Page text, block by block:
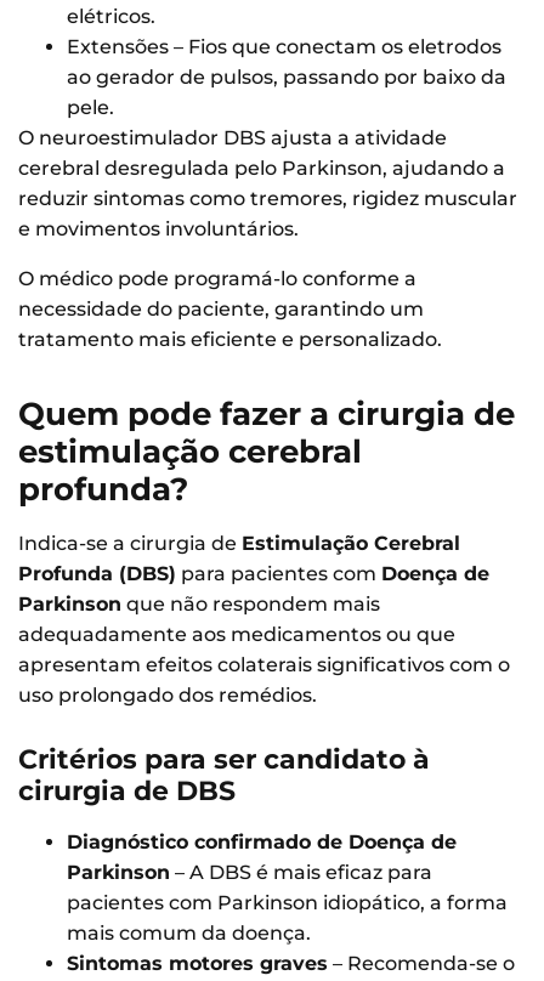
elétricos.
Extensões – Fios que conectam os eletrodos
ao gerador de pulsos, passando por baixo da
pele.
O neuroestimulador DBS ajusta a atividade
cerebral desregulada pelo Parkinson, ajudando a
reduzir sintomas como tremores, rigidez muscular
e movimentos involuntários.
O médico pode programá-lo conforme a
necessidade do paciente, garantindo um
tratamento mais eficiente e personalizado.
Quem pode fazer a cirurgia de
estimulação cerebral
profunda?
Indica-se a cirurgia de Estimulação Cerebral
Profunda (DBS) para pacientes com Doença de
Parkinson que não respondem mais
adequadamente aos medicamentos ou que
apresentam efeitos colaterais significativos com o
uso prolongado dos remédios.
Critérios para ser candidato à
cirurgia de DBS
Diagnóstico confirmado de Doença de
Parkinson – A DBS é mais eficaz para
pacientes com Parkinson idiopático, a forma
mais comum da doença.
Sintomas motores graves – Recomenda-se o